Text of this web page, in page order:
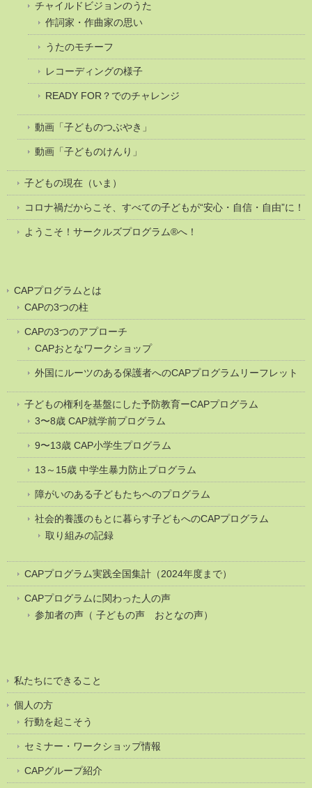
チャイルドビジョンのうた
作詞家・作曲家の思い
うたのモチーフ
レコーディングの様子
READY FOR？でのチャレンジ
動画「子どものつぶやき」
動画「子どものけんり」
子どもの現在（いま）
コロナ禍だからこそ、すべての子どもが“安心・自信・自由”に！
ようこそ！サークルズプログラム®へ！
CAPプログラムとは
CAPの3つの柱
CAPの3つのアプローチ
CAPおとなワークショップ
外国にルーツのある保護者へのCAPプログラムリーフレット
子どもの権利を基盤にした予防教育ーCAPプログラム
3〜8歳 CAP就学前プログラム
9〜13歳 CAP小学生プログラム
13～15歳 中学生暴力防止プログラム
障がいのある子どもたちへのプログラム
社会的養護のもとに暮らす子どもへのCAPプログラム
取り組みの記録
CAPプログラム実践全国集計（2024年度まで）
CAPプログラムに関わった人の声
参加者の声（ 子どもの声 おとなの声）
私たちにできること
個人の方
行動を起こそう
セミナー・ワークショップ情報
CAPグループ紹介